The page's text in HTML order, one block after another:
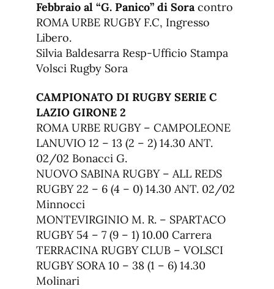
Febbraio al “G. Panico” di Soracontro
ROMA URBE RUGBY F.C, Ingresso
Libero.
Silvia Baldesarra Resp-Ufficio Stampa
Volsci Rugby Sora
CAMPIONATO DI RUGBY SERIE C
LAZIO GIRONE 2
ROMA URBE RUGBY – CAMPOLEONE
LANUVIO 12 – 13 (2 – 2) 14.30 ANT.
02/02 Bonacci G.
NUOVO SABINA RUGBY – ALL REDS
RUGBY 22 – 6 (4 – 0) 14.30 ANT. 02/02
Minnocci
MONTEVIRGINIO M. R. – SPARTACO
RUGBY 54 – 7 (9 – 1) 10.00 Carrera
TERRACINA RUGBY CLUB – VOLSCI
RUGBY SORA 10 – 38 (1 – 6) 14.30
Molinari